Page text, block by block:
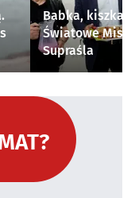
Babka, kiszka i
Światowe
Supraśla